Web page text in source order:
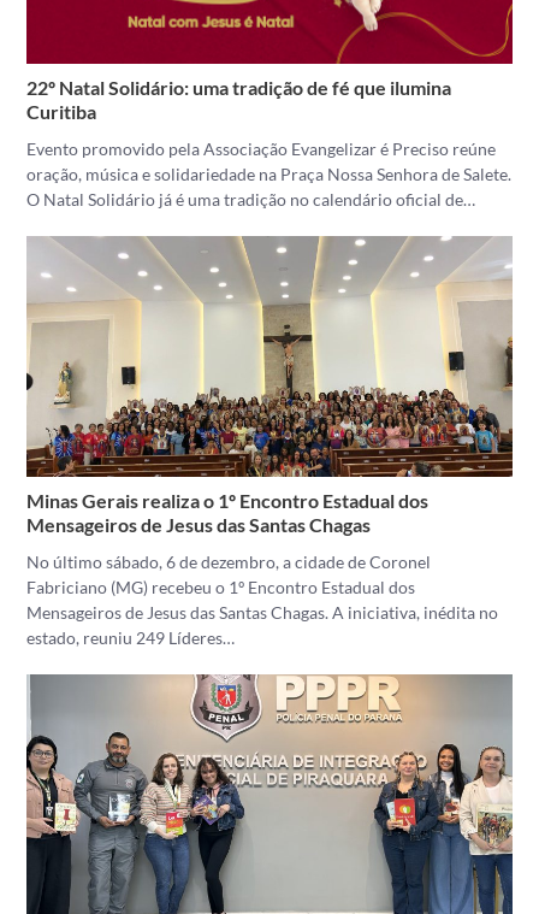
22º Natal Solidário: uma tradição de fé que ilumina
Curitiba
Evento promovido pela Associação Evangelizar é Preciso reúne
oração, música e solidariedade na Praça Nossa Senhora de Salete.
O Natal Solidário já é uma tradição no calendário oficial de…
Minas Gerais realiza o 1º Encontro Estadual dos
Mensageiros de Jesus das Santas Chagas
No último sábado, 6 de dezembro, a cidade de Coronel
Fabriciano (MG) recebeu o 1º Encontro Estadual dos
Mensageiros de Jesus das Santas Chagas. A iniciativa, inédita no
estado, reuniu 249 Líderes…